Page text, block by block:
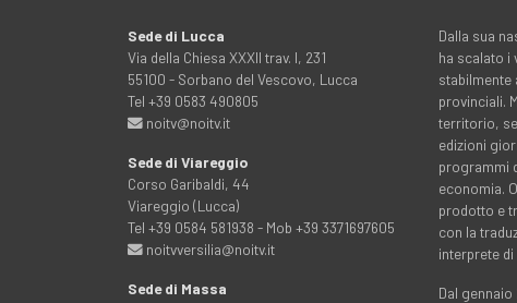
Sede di Lucca
Via della Chiesa XXXII trav. I, 231
55100 - Sorbano del Vescovo, Lucca
Tel +39 0583 490805
noitv@noitv.it
Sede di Viareggio
Corso Garibaldi, 44
Viareggio (Lucca)
Tel +39 0584 581938 - Mob +39 3371697605
noitvversilia@noitv.it
Sede di Massa
Dalla sua
ha scalato i
stabilmente
provinciali.
territorio,
edizioni
programmi
economia.
prodotto e
con la
interprete
Dal